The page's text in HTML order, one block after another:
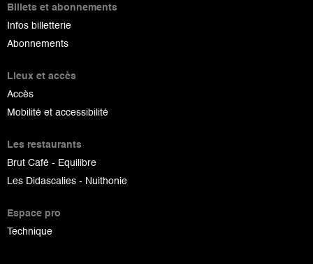
Billets et abonnements
Infos billetterie
Abonnements
Lieux et accès
Accès
Mobilité et accessibilité
Les restaurants
Brut Café - Equilibre
Les Didascalies - Nuithonie
Espace pro
Technique